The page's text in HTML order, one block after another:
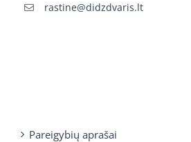
rastine@didzdvaris.lt
Pareigybių aprašai